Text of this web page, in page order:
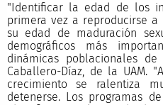
"Identificar la edad de los
primera vez a reproducirse
su edad de maduración
demográficos más
dinámicas poblacionales
Caballero-Díaz, de la UAM.
crecimiento se ralentiza
detenerse. Los programas